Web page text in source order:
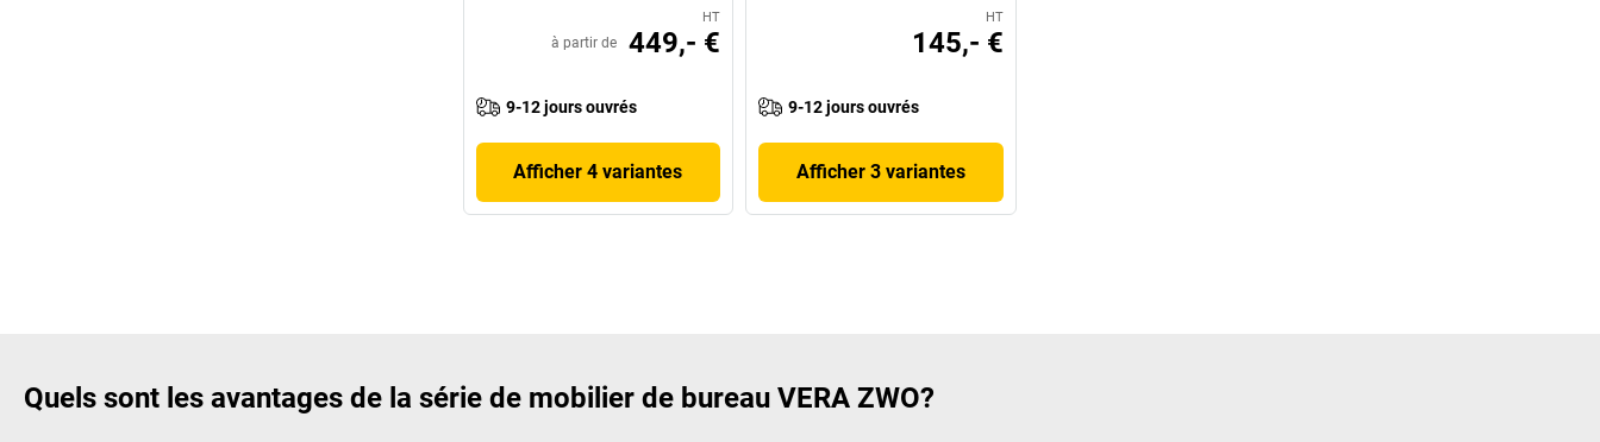
HT
à partir de 449,- €
9-12 jours ouvrés
Afficher 4 variantes
HT
145,- €
9-12 jours ouvrés
Afficher 3 variantes
Quels sont les avantages de la série de mobilier de bureau VERA ZWO?